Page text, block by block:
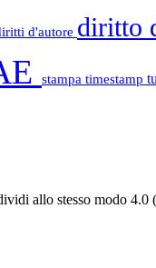
d'autore diritto
stampa timestamp
allo stesso modo